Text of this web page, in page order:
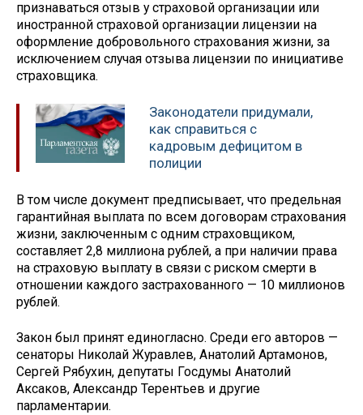
признаваться отзыв у страховой организации или
иностранной страховой организации лицензии на
оформление добровольного страхования жизни, за
исключением случая отзыва лицензии по инициативе
страховщика.
Законодатели придумали,
как справиться с
кадровым дефицитом в
полиции
В том числе документ предписывает, что предельная
гарантийная выплата по всем договорам страхования
жизни, заключенным с одним страховщиком,
составляет 2,8 миллиона рублей, а при наличии права
на страховую выплату в связи с риском смерти в
отношении каждого застрахованного — 10 миллионов
рублей.
Закон был принят единогласно. Среди его авторов —
сенаторы Николай Журавлев, Анатолий Артамонов,
Сергей Рябухин, депутаты Госдумы Анатолий
Аксаков, Александр Терентьев и другие
парламентарии.